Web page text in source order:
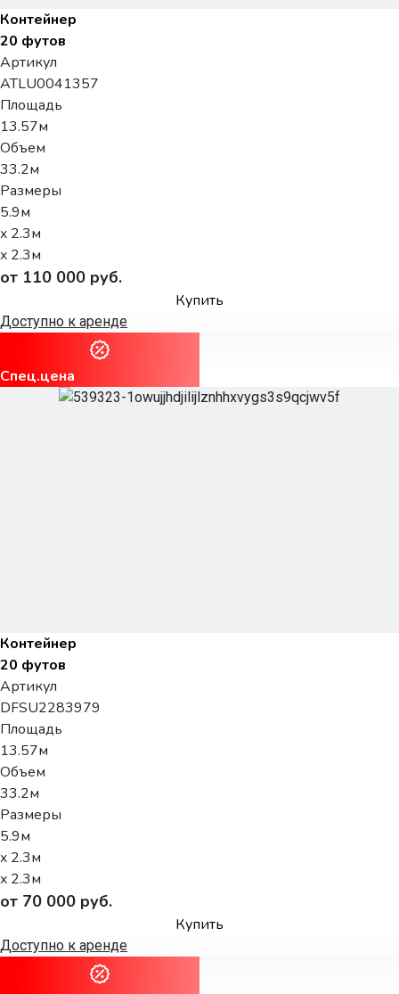
Контейнер
20 футов
Артикул
ATLU0041357
Площадь
13.57м
Объем
33.2м
Размеры
5.9м
x 2.3м
x 2.3м
от 110 000 руб.
Купить
Доступно к аренде
Спец.цена
Контейнер
20 футов
Артикул
DFSU2283979
Площадь
13.57м
Объем
33.2м
Размеры
5.9м
x 2.3м
x 2.3м
от 70 000 руб.
Купить
Доступно к аренде